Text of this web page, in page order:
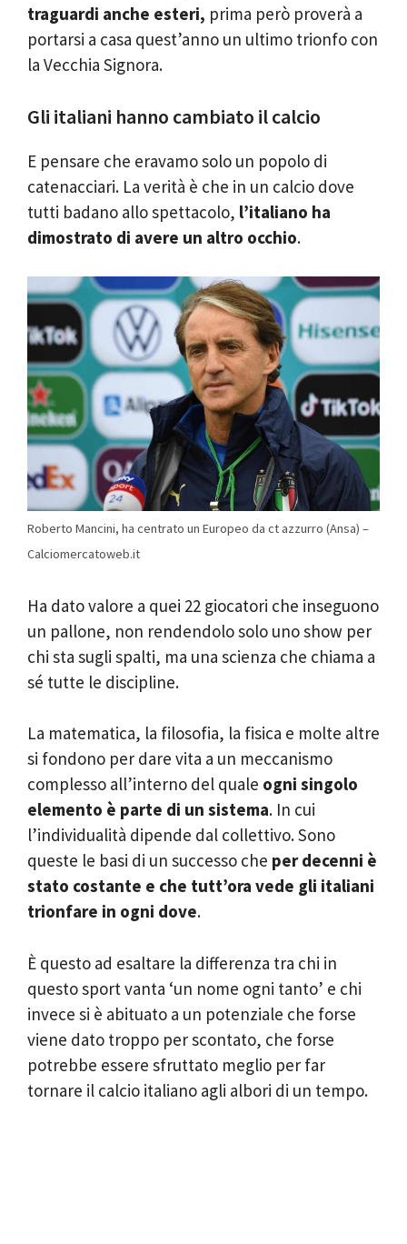
traguardi anche esteri, prima però proverà a
portarsi a casa quest’anno un ultimo trionfo con
la Vecchia Signora.
Gli italiani hanno cambiato il calcio
E pensare che eravamo solo un popolo di
catenacciari. La verità è che in un calcio dove
tutti badano allo spettacolo, l’italiano ha
dimostrato di avere un altro occhio.
Roberto Mancini, ha centrato un Europeo da ct azzurro (Ansa) –
Calciomercatoweb.it
Ha dato valore a quei 22 giocatori che inseguono
un pallone, non rendendolo solo uno show per
chi sta sugli spalti, ma una scienza che chiama a
sé tutte le discipline.
La matematica, la filosofia, la fisica e molte altre
si fondono per dare vita a un meccanismo
complesso all’interno del quale ogni singolo
elemento è parte di un sistema. In cui
l’individualità dipende dal collettivo. Sono
queste le basi di un successo che per decenni è
stato costante e che tutt’ora vede gli italiani
trionfare in ogni dove.
È questo ad esaltare la differenza tra chi in
questo sport vanta ‘un nome ogni tanto’ e chi
invece si è abituato a un potenziale che forse
viene dato troppo per scontato, che forse
potrebbe essere sfruttato meglio per far
tornare il calcio italiano agli albori di un tempo.